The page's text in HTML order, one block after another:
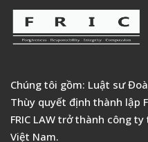
Chúng tôi gồm: Luật sư
Thùy quyết định thành lập
FRIC LAW trở thành công
Việt Nam.